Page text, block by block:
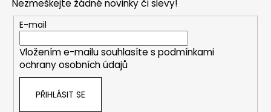
Nezmeškejte žádné novinky či slevy!
E-mail
Vložením e-mailu souhlasíte s podmínkami
ochrany osobních údajů
PŘIHLÁSIT SE